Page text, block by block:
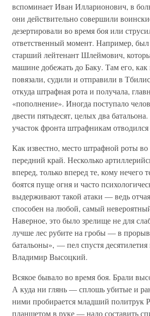
вспоминает Иван Илларионович, в
они действительно совершили
дезертировали во время боя или
ответственный момент. Например,
старший лейтенант Шлеймович,
машине добежать до Баку. Там его, как
повязали, судили и отправили в
откуда штрафная рота и получала,
«пополнение». Иногда поступало
двести пятьдесят, целых два
участок фронта штрафникам
Как известно, место штрафной роты
передний край. Несколько
вперед, только вперед те, кому нечего
боятся пуще огня и часто
выдерживают такой атаки — ведь
способен на любой, самый
Наверное, это было зрелище не для
лучше лес рубите на гробы — в
батальоны», — пел спустя
Владимир Высоцкий.
Всякое бывало во время боя. Брали
А куда ни глянь — сплошь убитые и
ними пробирается младший политрук
планшетом в руке — надо составить